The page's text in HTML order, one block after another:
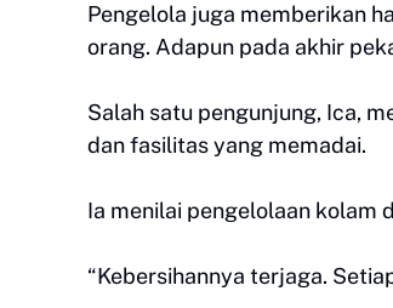
Pengelola juga memberikan
orang. Adapun pada akhir
Salah satu pengunjung, Ica,
dan fasilitas yang memadai.
Ia menilai pengelolaan kolam
“Kebersihannya terjaga.